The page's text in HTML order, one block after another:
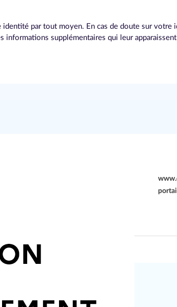
par tout moyen. En cas de doute sur votre
supplémentaires qui leur